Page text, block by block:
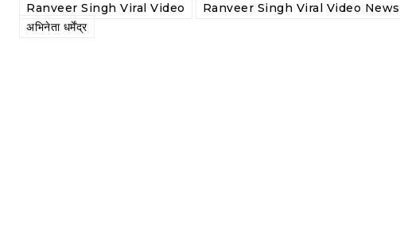
Ranveer Singh Viral Video
Ranveer Singh Viral Video News
अभिनेता धर्मेंद्र